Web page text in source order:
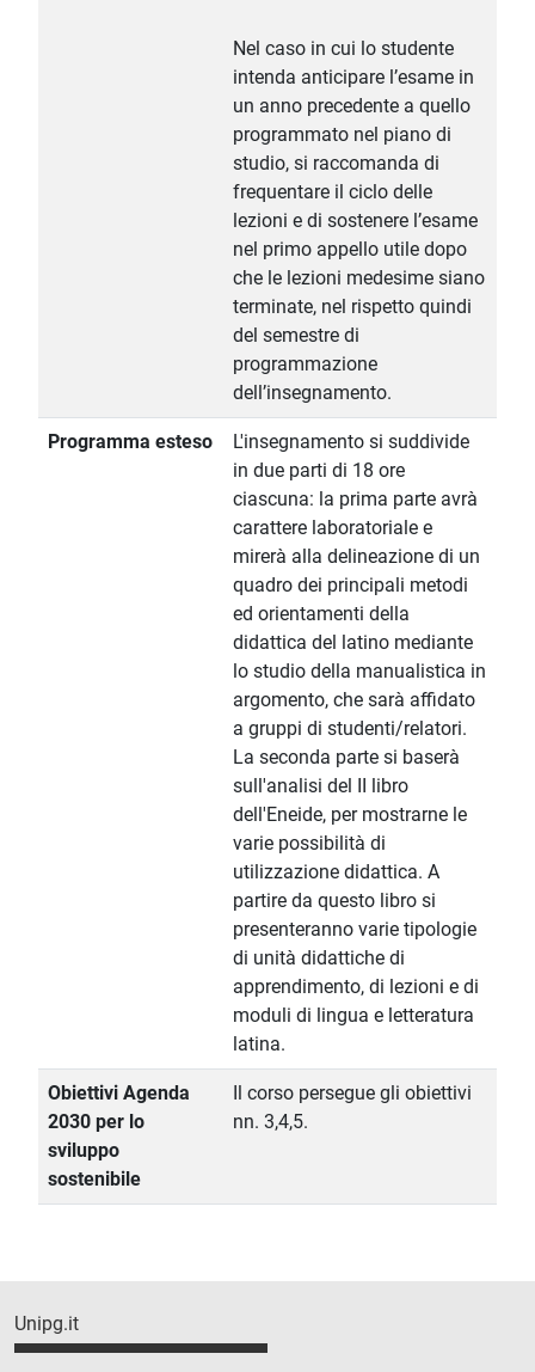
Nel caso in cui lo studente
intenda anticipare l’esame in
un anno precedente a quello
programmato nel piano di
studio, si raccomanda di
frequentare il ciclo delle
lezioni e di sostenere l’esame
nel primo appello utile dopo
che le lezioni medesime siano
terminate, nel rispetto quindi
del semestre di
programmazione
dell’insegnamento.
Programma esteso
L'insegnamento si suddivide
in due parti di 18 ore
ciascuna: la prima parte avrà
carattere laboratoriale e
mirerà alla delineazione di un
quadro dei principali metodi
ed orientamenti della
didattica del latino mediante
lo studio della manualistica in
argomento, che sarà affidato
a gruppi di studenti/relatori.
La seconda parte si baserà
sull'analisi del II libro
dell'Eneide, per mostrarne le
varie possibilità di
utilizzazione didattica. A
partire da questo libro si
presenteranno varie tipologie
di unità didattiche di
apprendimento, di lezioni e di
moduli di lingua e letteratura
latina.
Obiettivi Agenda
2030 per lo
sviluppo
sostenibile
Il corso persegue gli obiettivi
nn. 3,4,5.
Unipg.it